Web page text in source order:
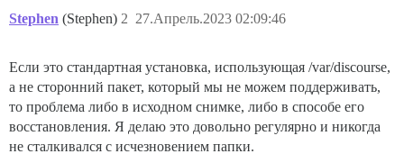
Stephen (Stephen) 27.Апрель.2023 02:09:46
2
Если это стандартная установка, использующая /var/discourse,
а не сторонний пакет, который мы не можем поддерживать,
то проблема либо в исходном снимке, либо в способе его
восстановления. Я делаю это довольно регулярно и никогда
не сталкивался с исчезновением папки.